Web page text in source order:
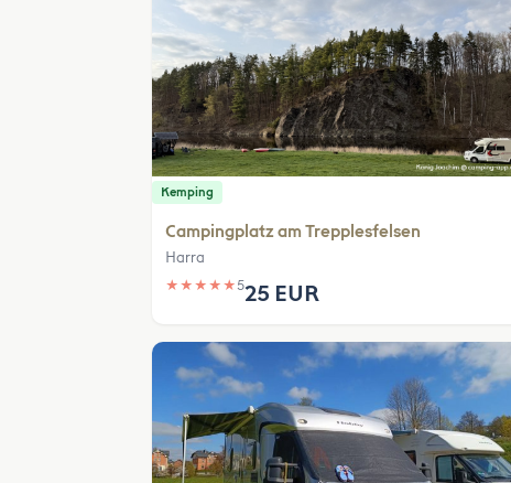
Kemping
Campingplatz am Trepplesfelsen
Harra
★ ★ ★ ★ ★525 EUR